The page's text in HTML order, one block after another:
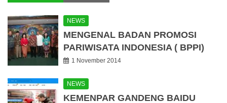
NEWS
MENGENAL BADAN PROMOSI
PARIWISATA INDONESIA ( BPPI)
1 November 2014
NEWS
KEMENPAR GANDENG BAIDU